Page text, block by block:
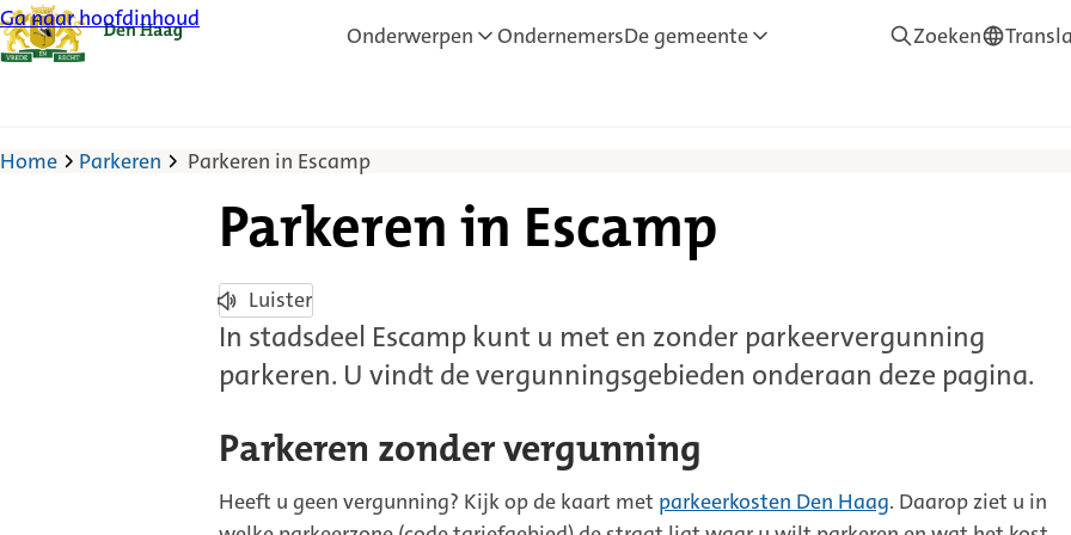
Ga naar hoofdinhoud
Onderwerpen OndernemersDe gemeente Zoeken—
Home Parkeren Parkeren in Escamp
Parkeren in Escamp
Luister
In stadsdeel Escamp kunt u met en zonder parkeervergunning
parkeren. U vindt de vergunningsgebieden onderaan deze pagina.
Parkeren zonder vergunning
Heeft u geen vergunning? Kijk op de kaart met parkeerkosten Den Haag. Daarop ziet u in